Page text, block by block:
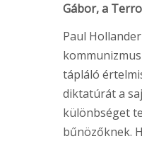
Gábor, a
Paul
tápláló
diktatúrát a
különbséget
bűnözőknek.